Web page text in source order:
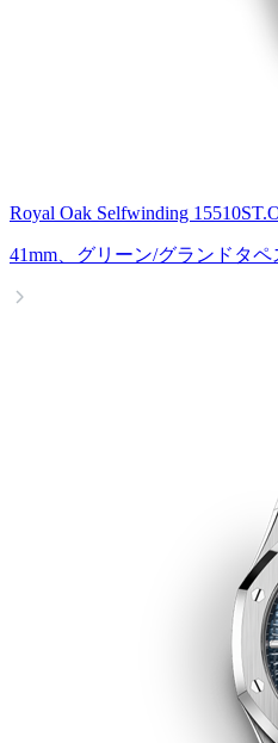
Royal Oak Selfwinding
41mm、グリーン/グランドタ